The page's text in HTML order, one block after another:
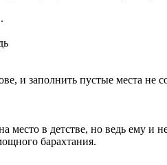
и заполнить пустые места не
место в детстве, но ведь ему
барахтания.